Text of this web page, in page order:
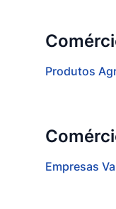
Produtos
Empresas